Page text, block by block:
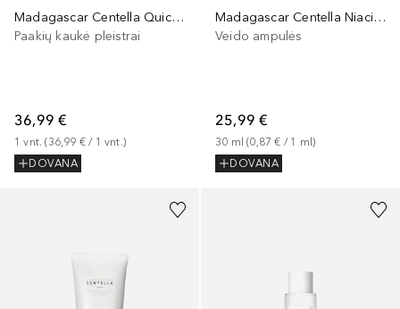
Madagascar Centella Quick Calming Pad
Paakių kaukė pleistrai
36,99 €
1 vnt. (36,99 € / 1 vnt. )
DOVANA
Madagascar Centella Niacinamide 10 Boosting Shot Ampoule
Veido ampulės
25,99 €
30 ml (0,87 € / 1 ml)
DOVANA